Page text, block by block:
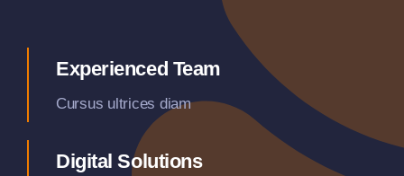
Experienced Team
Cursus ultrices diam
Digital Solutions